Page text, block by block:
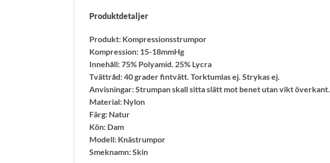
Produktdetaljer
Produkt: Kompressionsstrumpor
Kompression: 15-18mmHg
Innehåll: 75% Polyamid. 25% Lycra
Tvättråd: 40 grader fintvätt. Torktumlas ej. Strykas ej.
Anvisningar: Strumpan skall sitta slätt mot benet utan vikt överkant.
Material: Nylon
Färg: Natur
Kön: Dam
Modell: Knästrumpor
Smeknamn: Skin